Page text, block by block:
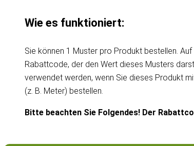
Wie es funktioniert:
Sie können 1 Muster pro Produkt bestellen.
Rabattcode, der den Wert dieses Musters
verwendet werden, wenn Sie dieses Produkt
(z. B. Meter) bestellen.
Bitte beachten Sie Folgendes! Der